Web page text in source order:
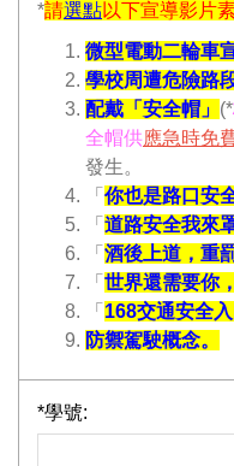
*請選點以下宣導影片
微型電動二輪車
學校周遭危險路
配戴「安全帽」 (*
全帽供應急時免
發生。
「 你也是路口安
「 道路安全我來
「 酒後上道，重
「 世界還需要你
「 168交通安全
防禦駕駛概念。
*學號: